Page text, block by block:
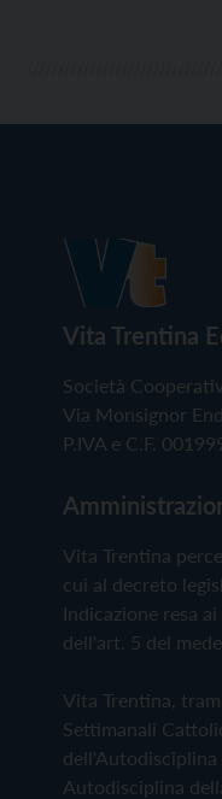
Vita Trentina
Società
Via Monsignor
P.IVA e C.F.
Vita Trentina
cui al decreto
Indicazione resa
dell'art. 5 del
Vita Trentina,
Settimanali
Autodisciplina